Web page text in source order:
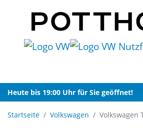
Heute bis 19:00 Uhr für Sie geöffnet!
Startseite Volkswagen Volkswagen